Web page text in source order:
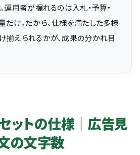
運用者が握れるのは入札・予算・
だけ。だから、仕様を満たした多様
揃えられるかが、成果の分かれ目
ットの仕様｜広告見
の文字数